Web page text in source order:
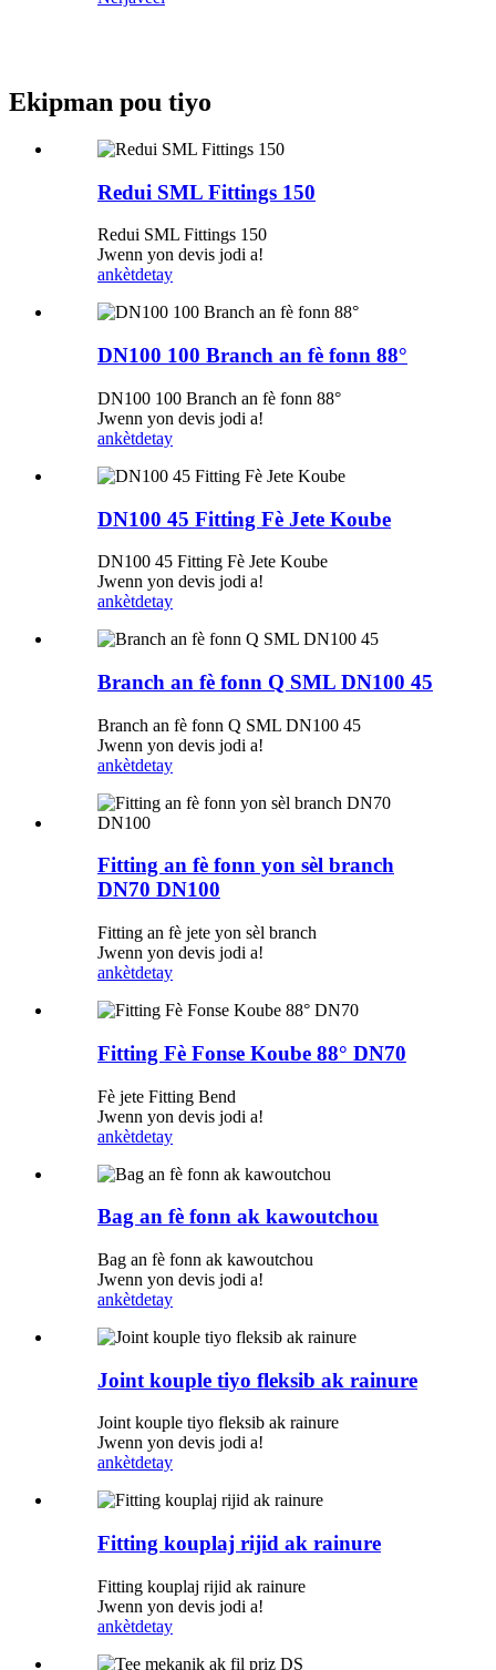
Ekipman pou tiyo
Redui SML Fittings 150
Redui SML Fittings 150
Jwenn yon devis jodi a!
ankètdetay
DN100 100 Branch an fè fonn 88°
DN100 100 Branch an fè fonn 88°
Jwenn yon devis jodi a!
ankètdetay
DN100 45 Fitting Fè Jete Koube
DN100 45 Fitting Fè Jete Koube
Jwenn yon devis jodi a!
ankètdetay
Branch an fè fonn Q SML DN100 45
Branch an fè fonn Q SML DN100 45
Jwenn yon devis jodi a!
ankètdetay
Fitting an fè fonn yon sèl branch
DN70 DN100
Fitting an fè jete yon sèl branch
Jwenn yon devis jodi a!
ankètdetay
Fitting Fè Fonse Koube 88° DN70
Fè jete Fitting Bend
Jwenn yon devis jodi a!
ankètdetay
Bag an fè fonn ak kawoutchou
Bag an fè fonn ak kawoutchou
Jwenn yon devis jodi a!
ankètdetay
Joint kouple tiyo fleksib ak rainure
Joint kouple tiyo fleksib ak rainure
Jwenn yon devis jodi a!
ankètdetay
Fitting kouplaj rijid ak rainure
Fitting kouplaj rijid ak rainure
Jwenn yon devis jodi a!
ankètdetay